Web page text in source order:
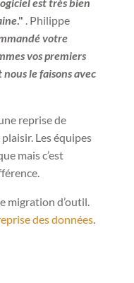
." . Philippe
votre
vos premiers
le faisons avec
reprise de
Les équipes
mais c’est
migration d’outil.
des données.